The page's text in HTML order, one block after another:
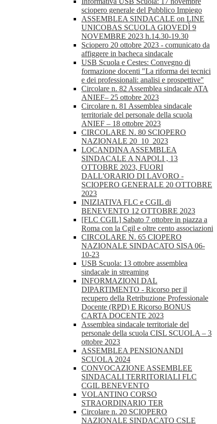
sciopero generale del Pubblico Impiego
ASSEMBLEA SINDACALE on LINE
UNICOBAS SCUOLA GIOVEDÌ 9
NOVEMBRE 2023 h.14.30-19.30
Sciopero 20 ottobre 2023 - comunicato da
affiggere in bacheca sindacale
USB Scuola e Cestes: Convegno di
formazione docenti "La riforma dei tecnici
e dei professionali: analisi e prospettive"
Circolare n. 82 Assemblea sindacale ATA
ANIEF– 25 ottobre 2023
Circolare n. 81 Assemblea sindacale
territoriale del personale della scuola
ANIEF – 18 ottobre 2023
CIRCOLARE N. 80 SCIOPERO
NAZIONALE 20_10_2023
LOCANDINA ASSEMBLEA
SINDACALE A NAPOLI , 13
OTTOBRE 2023, FUORI
DALL'ORARIO DI LAVORO -
SCIOPERO GENERALE 20 OTTOBRE
2023
INIZIATIVA FLC e CGIL di
BENEVENTO 12 OTTOBRE 2023
[FLC CGIL] Sabato 7 ottobre in piazza a
Roma con la Cgil e oltre cento associazioni
CIRCOLARE N. 65 CIOPERO
NAZIONALE SINDACATO SISA 06-
10-23
USB Scuola: 13 ottobre assemblea
sindacale in streaming
INFORMAZIONI DAL
DIPARTIMENTO - Ricorso per il
recupero della Retribuzione Professionale
Docente (RPD) E Ricorso BONUS
CARTA DOCENTE 2023
Assemblea sindacale territoriale del
personale della scuola CISL SCUOLA – 3
ottobre 2023
ASSEMBLEA PENSIONANDI
SCUOLA 2024
CONVOCAZIONE ASSEMBLEE
SINDACALI TERRITORIALI FLC
CGIL BENEVENTO
VOLANTINO CORSO
STRAORDINARIO TER
Circolare n. 20 SCIOPERO
NAZIONALE SINDACATO CSLE